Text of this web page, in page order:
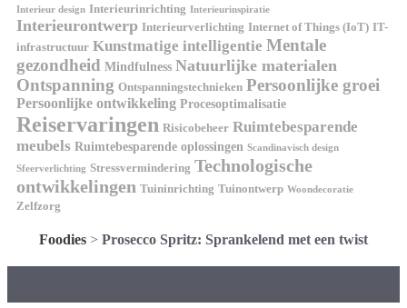
Interieur design Interieurinrichting Interieurinspiratie
Interieurontwerp Interieurverlichting Internet of Things (IoT) IT-
infrastructuur Kunstmatige intelligentie Mentale
gezondheid Mindfulness Natuurlijke materialen
Ontspanning Ontspanningstechnieken Persoonlijke groei
Persoonlijke ontwikkeling Procesoptimalisatie
Reiservaringen Risicobeheer Ruimtebesparende
meubels Ruimtebesparende oplossingen Scandinavisch design
Sfeerverlichting Stressvermindering Technologische
ontwikkelingen Tuininrichting Tuinontwerp Woondecoratie
Zelfzorg
Foodies > Prosecco Spritz: Sprankelend met een twist